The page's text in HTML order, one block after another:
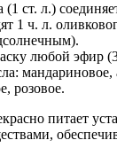
(1 ст. л.)
1 ч. л.
любой эфир
розовое.
питает